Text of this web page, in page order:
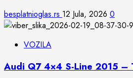
besplatnioglas.rs 12 Jula, 2026 0
VOZILA
Audi Q7 4×4 S-Line 2015 –